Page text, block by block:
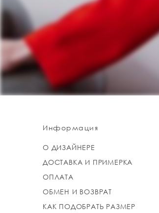
Информация
О ДИЗАЙНЕРЕ
ДОСТАВКА И ПРИМЕРКА
ОПЛАТА
ОБМЕН И ВОЗВРАТ
КАК ПОДОБРАТЬ РАЗМЕР